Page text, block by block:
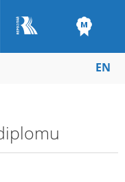
EN